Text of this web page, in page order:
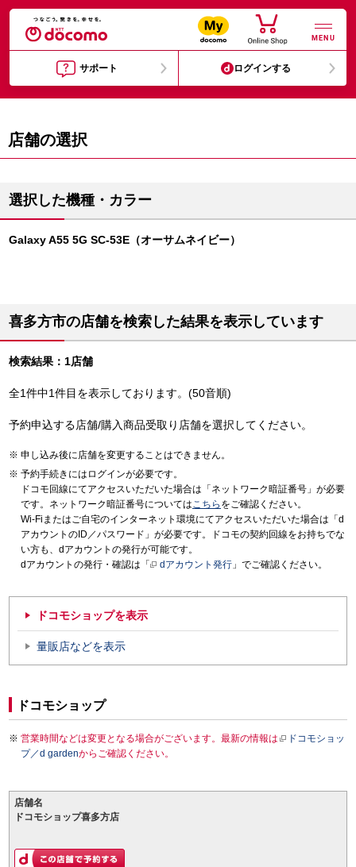
MENU
サポート ログインする
店舗の選択
選択した機種・カラー
Galaxy A55 5G SC-53E（オーサムネイビー）
喜多方市の店舗を検索した結果を表示しています
検索結果：1店舗
全1件中1件目を表示しております。(50音順)
予約申込する店舗/購入商品受取り店舗を選択してください。
申し込み後に店舗を変更することはできません。
予約手続きにはログインが必要です。
ドコモ回線にてアクセスいただいた場合は「ネットワーク暗証番号」が必要
です。ネットワーク暗証番号についてはこちら をご確認ください。
Wi-Fiまたはご自宅のインターネット環境にてアクセスいただいた場合は「d
アカウントのID／パスワード」が必要です。ドコモの契約回線をお持ちでな
い方も、dアカウントの発行が可能です。
dアカウントの発行・確認は「
dアカウント発行 」でご確認ください。
ドコモショップを表示
量販店などを表示
ドコモショップ
営業時間などは変更となる場合がございます。最新の情報は
ドコモショッ
プ／d gardenからご確認ください。
店舗名
ドコモショップ喜多方店